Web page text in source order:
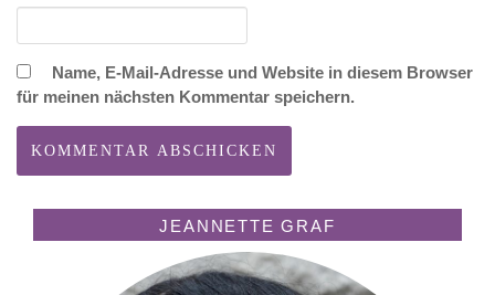
Name, E-Mail-Adresse und Website in diesem Browser
für meinen nächsten Kommentar speichern.
JEANNETTE GRAF